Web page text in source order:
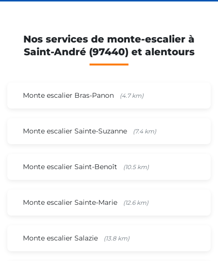
Nos services de monte-escalier à
Saint-André (97440) et alentours
Monte escalier Bras-Panon (4.7 km)
Monte escalier Sainte-Suzanne (7.4 km)
Monte escalier Saint-Benoît (10.5 km)
Monte escalier Sainte-Marie (12.6 km)
Monte escalier Salazie (13.8 km)